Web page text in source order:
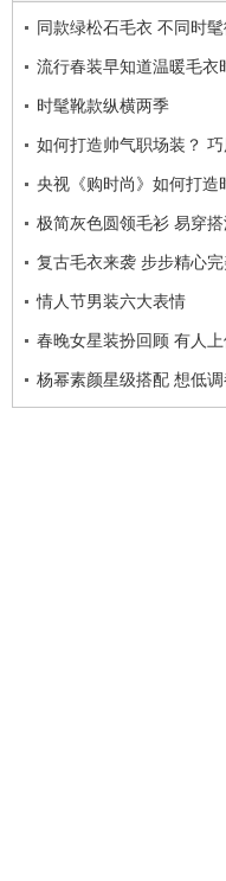
同款绿松石毛衣 不同时
流行春装早知道温暖毛衣
时髦靴款纵横两季
如何打造帅气职场装？
央视《购时尚》如何打造
极简灰色圆领毛衫 易穿
复古毛衣来袭 步步精心
情人节男装六大表情
春晚女星装扮回顾 有人
杨幂素颜星级搭配 想低